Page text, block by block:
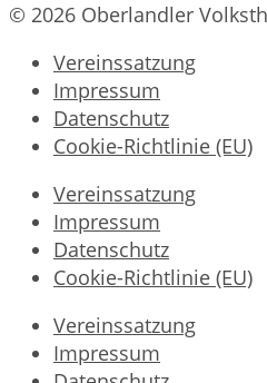
© 2026 Oberlandler
Vereinssatzung
Impressum
Datenschutz
Cookie-Richtlinie (EU)
Vereinssatzung
Impressum
Datenschutz
Cookie-Richtlinie (EU)
Vereinssatzung
Impressum